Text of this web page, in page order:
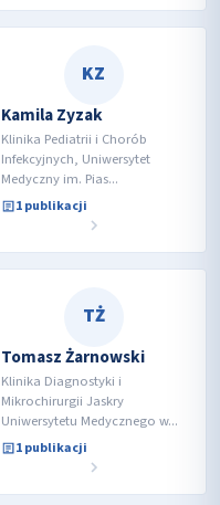
KZ
Kamila Zyzak
Klinika Pediatrii i Chorób
Infekcyjnych, Uniwersytet
Medyczny im. Pias...
1 publikacji
TŻ
Tomasz Żarnowski
Klinika Diagnostyki i
Mikrochirurgii Jaskry
Uniwersytetu Medycznego w...
1 publikacji